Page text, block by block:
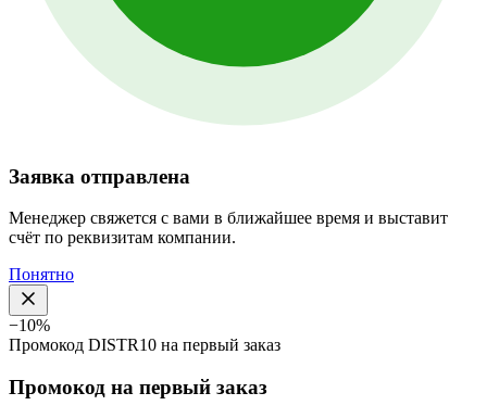
Заявка отправлена
Менеджер свяжется с вами в ближайшее время и выставит
счёт по реквизитам компании.
Понятно
−10%
Промокод DISTR10 на первый заказ
Промокод на первый заказ